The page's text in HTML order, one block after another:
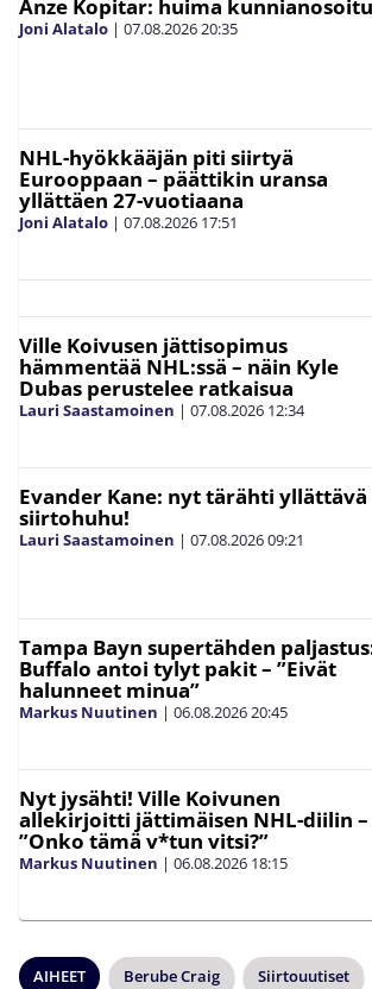
Anze Kopitar: huima
Joni Alatalo | 07.08.202620:35
NHL-hyökkääjän piti siirtyä
Eurooppaan – päättikin uransa
yllättäen 27-vuotiaana
Joni Alatalo | 07.08.2026 17:51
Ville Koivusen jättisopimus
hämmentää NHL:ssä – näin Kyle
Dubas perustelee ratkaisua
Lauri Saastamoinen | 07.08.2026 12:34
Evander Kane: nyt tärähti yllättävä
siirtohuhu!
Lauri Saastamoinen | 07.08.202609:21
Tampa Bayn supertähden
Buffalo antoi tylyt pakit – ”Eivät
halunneet minua”
Markus Nuutinen | 06.08.202620:45
Nyt jysähti! Ville Koivunen
allekirjoitti jättimäisen NHL-diilin –
”Onko tämä v*tun vitsi?”
Markus Nuutinen | 06.08.2026 18:15
AIHEET Berube Craig Siirtouutiset